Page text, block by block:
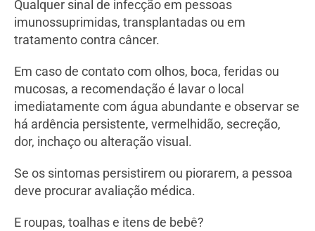
Qualquer sinal de infecção em pessoas
imunossuprimidas, transplantadas ou em
tratamento contra câncer.
Em caso de contato com olhos, boca, feridas ou
mucosas, a recomendação é lavar o local
imediatamente com água abundante e observar se
há ardência persistente, vermelhidão, secreção,
dor, inchaço ou alteração visual.
Se os sintomas persistirem ou piorarem, a pessoa
deve procurar avaliação médica.
E roupas, toalhas e itens de bebê?